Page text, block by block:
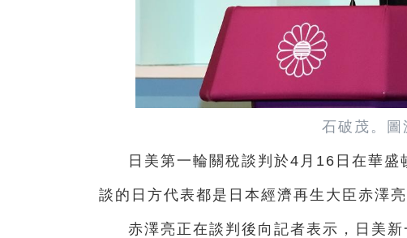
石破茂。圖
日美第一輪關稅談判於4月16日在華
談的日方代表都是日本經濟再生大臣赤澤亮
赤澤亮正在談判後向記者表示，日美